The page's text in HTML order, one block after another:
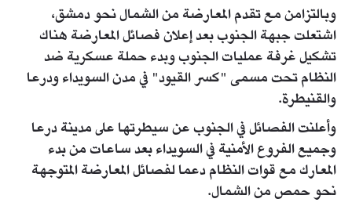
وبالتزامن مع تقدم المعارضة من الشمال نحو دمشق،
اشتعلت جبهة الجنوب بعد إعلان فصائل المعارضة هناك
تشكيل غرفة عمليات الجنوب وبدء حملة عسكرية ضد
النظام تحت مسمى "كسر القيود" في مدن السويداء ودرعا
والقنيطرة.
وأعلنت الفصائل في الجنوب عن سيطرتها على مدينة درعا
وجميع الفروع الأمنية في السويداء بعد ساعات من بدء
المعارك مع قوات النظام دعما لفصائل المعارضة المتوجهة
نحو حمص من الشمال.